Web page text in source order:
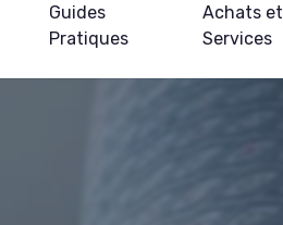
Guides
Pratiques
Achats et
Services